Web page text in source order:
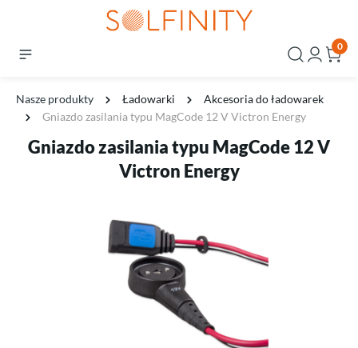
0
Nasze produkty Ładowarki
Akcesoria do ładowarek
Gniazdo zasilania typu MagCode 12 V Victron Energy
Gniazdo zasilania typu MagCode 12 V
Victron Energy